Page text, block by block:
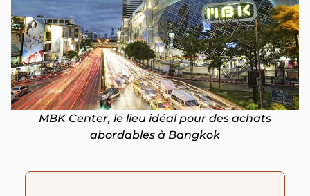
MBK Center, le lieu idéal pour des achats
abordables à Bangkok